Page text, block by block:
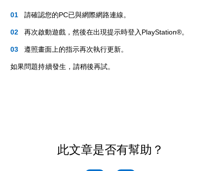
請確認您的PC已與網際網路連線。
再次啟動遊戲，然後在出現提示時登入PlayStation®。
遵照畫面上的指示再次執行更新。
如果問題持續發生，請稍後再試。
此文章是否有幫助？